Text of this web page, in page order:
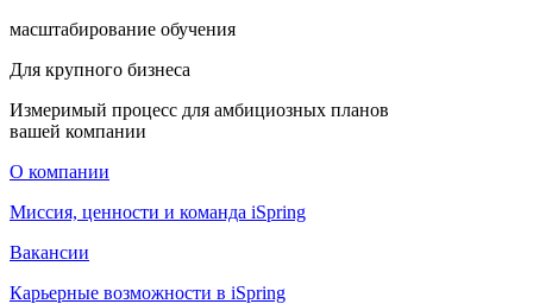
масштабирование обучения
Для крупного бизнеса
Измеримый процесс для амбициозных планов
вашей компании
О компании
Миссия, ценности и команда iSpring
Вакансии
Карьерные возможности в iSpring